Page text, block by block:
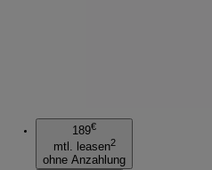
189€
mtl. leasen2
ohne Anzahlung